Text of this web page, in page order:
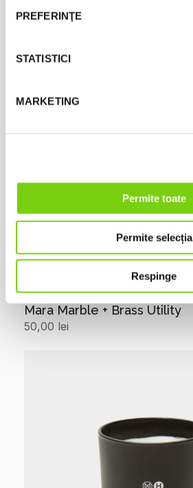
PREFERINŢE
STATISTICI
MARKETING
Permite toate
Permite selecția
Respinge
Add to cart
Mara Marble + Brass Utility
50,00 lei